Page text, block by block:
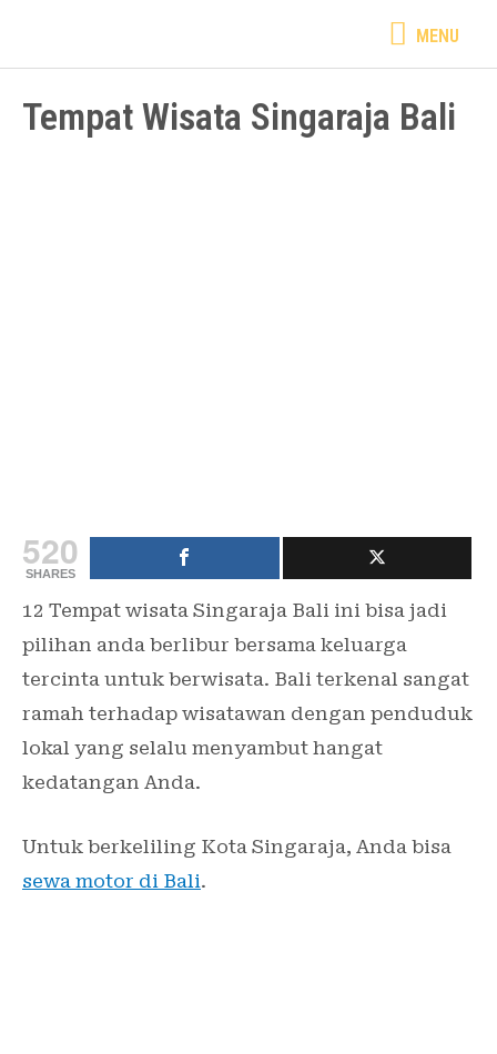
MENU
MENU
Tempat Wisata Singaraja Bali
520
SHARES
12 Tempat wisata Singaraja Bali ini bisa jadi
pilihan anda berlibur bersama keluarga
tercinta untuk berwisata. Bali terkenal sangat
ramah terhadap wisatawan dengan penduduk
lokal yang selalu menyambut hangat
kedatangan Anda.
Untuk berkeliling Kota Singaraja, Anda bisa
sewa motor di Bali.